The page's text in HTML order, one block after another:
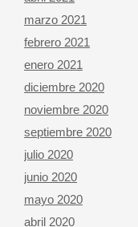
marzo 2021
febrero 2021
enero 2021
diciembre 2020
noviembre 2020
septiembre 2020
julio 2020
junio 2020
mayo 2020
abril 2020